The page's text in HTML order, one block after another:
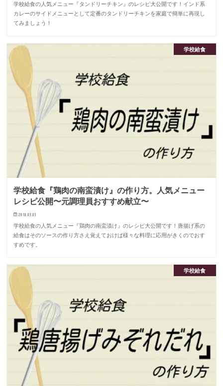
学校給食の人気メニュー『タンドリーチキン』のレシピ大公開です！インド系
カレーのサイドメニューとして定番のタンドリーチキンを家庭で簡単に再現し
てみましょう！
学校給食
学校給食『鶏肉の南蛮漬け』の作り方。人気メニュー
レシピ公開〜元調理員おすすめ献立〜
2018.03.05
学校給食の人気メニュー『鶏肉の南蛮漬け』のレシピ大公開です！唐揚げ系の
給食はそのソースの作り方さえ覚えておけば様々な料理に応用がきくのでおす
すめです。
学校給食